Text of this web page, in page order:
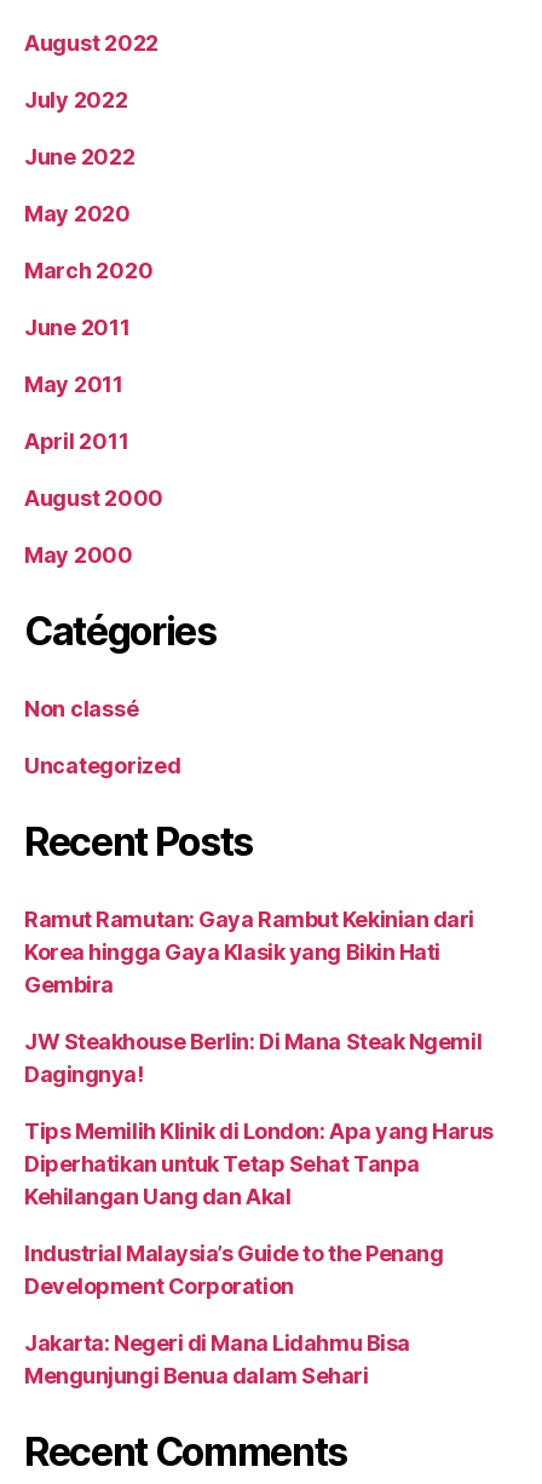
August 2022
July 2022
June 2022
May 2020
March 2020
June 2011
May 2011
April 2011
August 2000
May 2000
Catégories
Non classé
Uncategorized
Recent Posts
Ramut Ramutan: Gaya Rambut Kekinian dari
Korea hingga Gaya Klasik yang Bikin Hati
Gembira
JW Steakhouse Berlin: Di Mana Steak Ngemil
Dagingnya!
Tips Memilih Klinik di London: Apa yang Harus
Diperhatikan untuk Tetap Sehat Tanpa
Kehilangan Uang dan Akal
Industrial Malaysia’s Guide to the Penang
Development Corporation
Jakarta: Negeri di Mana Lidahmu Bisa
Mengunjungi Benua dalam Sehari
Recent Comments